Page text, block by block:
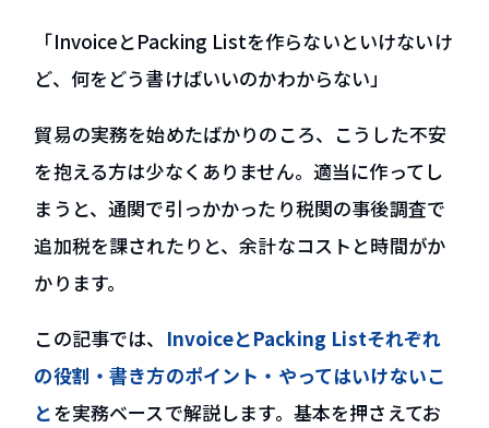
会社紹介
グループ会社 HPS Tradeについて
コラム・新着情報
貿易コラム
新着情報
お問い合わせ
EN
「InvoiceとPacking Listを作らないといけないけ
ど、何をどう書けばいいのかわからない」
貿易の実務を始めたばかりのころ、こうした不安
を抱える方は少なくありません。適当に作ってし
まうと、通関で引っかかったり税関の事後調査で
追加税を課されたりと、余計なコストと時間がか
かります。
この記事では、 InvoiceとPacking Listそれぞれ
の役割・書き方のポイント・やってはいけないこ
とを実務ベースで解説します。基本を押さえてお